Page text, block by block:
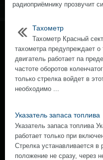
радиоприёмнику прозвучит
Тахометр
Тахометр Красный
тахометра предупреждает о
двигатель работает па
частоте оборотов
только стрелка войдет в
необходимо ...
Указатель запаса топлива
Указатель запаса топлива
работает только при
Стрелка устанавливается в
положение не сразу, через